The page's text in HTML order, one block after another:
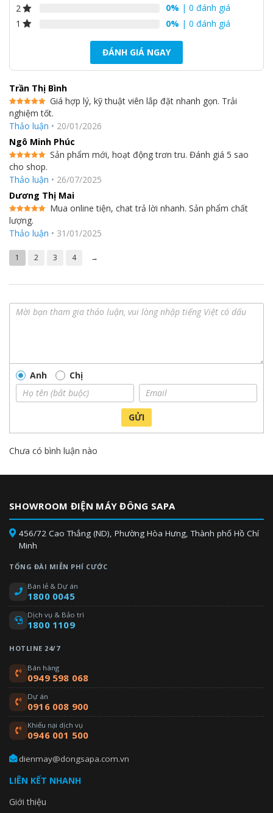
2
0% | 0 đánh giá
1
0% | 0 đánh giá
ĐÁNH GIÁ NGAY
Trần Thị Bình
Được xếp
hạng55
sao
Giá hợp lý, kỹ thuật viên lắp đặt nhanh gọn. Trải
nghiệm tốt.
Thảo luận • 20/01/2026
Ngô Minh Phúc
Được xếp
hạng 55
sao
Sản phẩm mới, hoạt động trơn tru. Đánh giá 5 sao
cho shop.
Thảo luận • 26/07/2025
Dương Thị Mai
Được xếp
hạng55
sao
Mua online tiện, chat trả lời nhanh. Sản phẩm chất
lượng.
Thảo luận • 31/01/2025
1 2 3 4 →
Anh Chị
GỬI
Chưa có bình luận nào
SHOWROOM ĐIỆN MÁY ĐÔNG SAPA
456/72 Cao Thắng (ND), Phường Hòa Hưng, Thành phố Hồ Chí
Minh
TỔNG ĐÀI MIỄN PHÍ CƯỚC
Bán lẻ & Dự án
1800 0045
Dịch vụ & Bảo trì
1800 1109
HOTLINE 24/7
Bán hàng
0949 598 068
Dự án
0916 008 900
Khiếu nại dịch vụ
0946 001 500
dienmay@dongsapa.com.vn
LIÊN KẾT NHANH
Giới thiệu